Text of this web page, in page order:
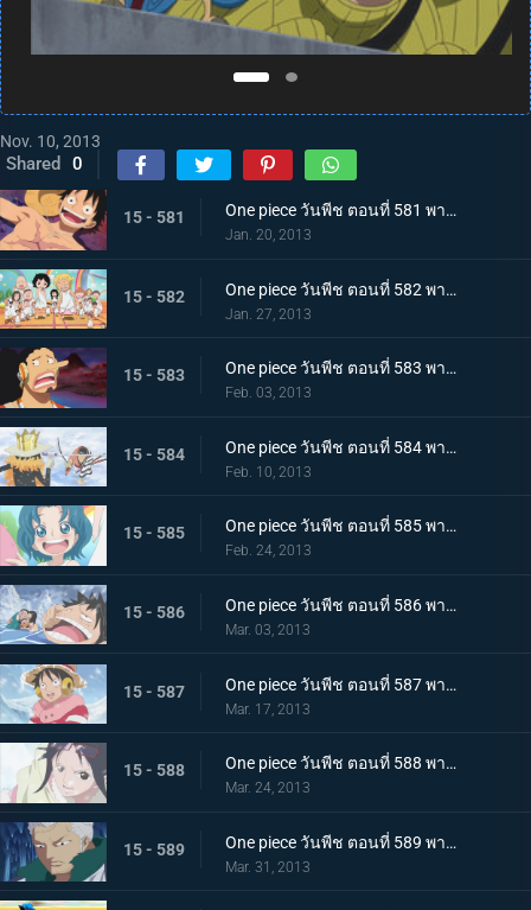
Nov. 10, 2013
Shared 0
15 - 581 One piece วันพีช ตอนที่ 581 พากย์ไทย กลุ่มหมวกฟางโกลาหล! ซามูไรมีแต่หัวปรากฏตัว!
Jan. 20, 2013
15 - 582 One piece วันพีช ตอนที่ 582 พากย์ไทย ตะลึง! ความลับของเกาะที่กระจ่างชัดในที่สุด
Jan. 27, 2013
15 - 583 One piece วันพีช ตอนที่ 583 พากย์ไทย ช่วยเหลือพวกเด็กๆ! สงครามพวกพ้อง เปิดฉาก
Feb. 03, 2013
15 - 584 One piece วันพีช ตอนที่ 584 พากย์ไทย การต่อสู้ด้วยดาบ บรู๊ค ปะทะ ลำตัวซามูไรปริศนา
Feb. 10, 2013
15 - 585 One piece วันพีช ตอนที่ 585 พากย์ไทย เจ็ดเทพโจรสลัด! ทราฟัลการ์ ลอว์
Feb. 24, 2013
15 - 586 One piece วันพีช ตอนที่ 586 พากย์ไทย วิกฤติครั้งใหญ่ ลูฟี่จมทะเลสาบหนาวจัด
Mar. 03, 2013
15 - 587 One piece วันพีช ตอนที่ 587 พากย์ไทย ปะทะรุนแรง! ลอว์ ปะทะ พลเรือโทสโมคเกอร์
Mar. 17, 2013
15 - 588 One piece วันพีช ตอนที่ 588 พากย์ไทย พบเจออีกครั้งหลังผ่านไป 2 ปี! ลูฟี่กับลอว์
Mar. 24, 2013
15 - 589 One piece วันพีช ตอนที่ 589 พากย์ไทย เลวร้ายที่สุดโนโลก นักวิทยาศาสตร์ผู้น่าสะพรึงกลัว ซีซ่า
Mar. 31, 2013